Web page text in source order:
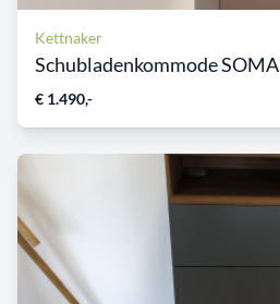
Kettnaker
Schubladenkommode SOMA
€ 1.490,-